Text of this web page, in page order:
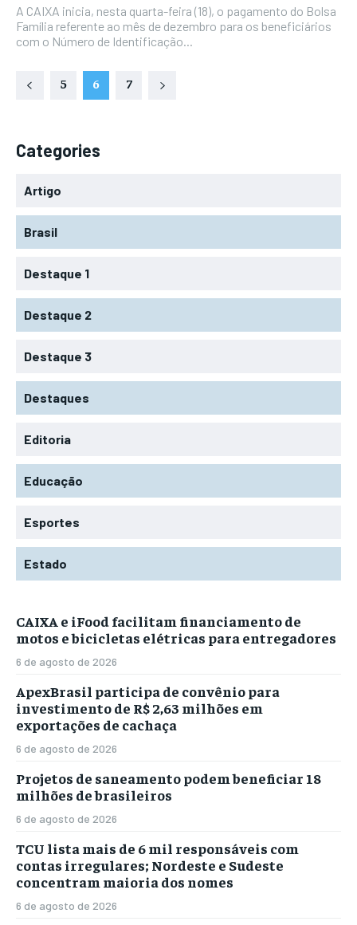
A CAIXA inicia, nesta quarta-feira (18), o pagamento do Bolsa
Família referente ao mês de dezembro para os beneficiários
com o Número de Identificação...
5 6 7
Categories
Artigo
Brasil
Destaque 1
Destaque 2
Destaque 3
Destaques
Editoria
Educação
Esportes
Estado
CAIXA e iFood facilitam financiamento de
motos e bicicletas elétricas para entregadores
6 de agosto de 2026
ApexBrasil participa de convênio para
investimento de R$ 2,63 milhões em
exportações de cachaça
6 de agosto de 2026
Projetos de saneamento podem beneficiar 18
milhões de brasileiros
6 de agosto de 2026
TCU lista mais de 6 mil responsáveis com
contas irregulares; Nordeste e Sudeste
concentram maioria dos nomes
6 de agosto de 2026